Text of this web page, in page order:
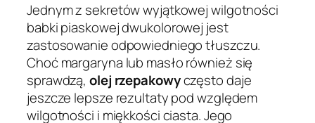
Jednym z sekretów wyjątkowej wilgotności
babki piaskowej dwukolorowej jest
zastosowanie odpowiedniego tłuszczu.
Choć margaryna lub masło również się
sprawdzą,olej rzepakowyczęsto daje
jeszcze lepsze rezultaty pod względem
wilgotności i miękkości ciasta. Jego